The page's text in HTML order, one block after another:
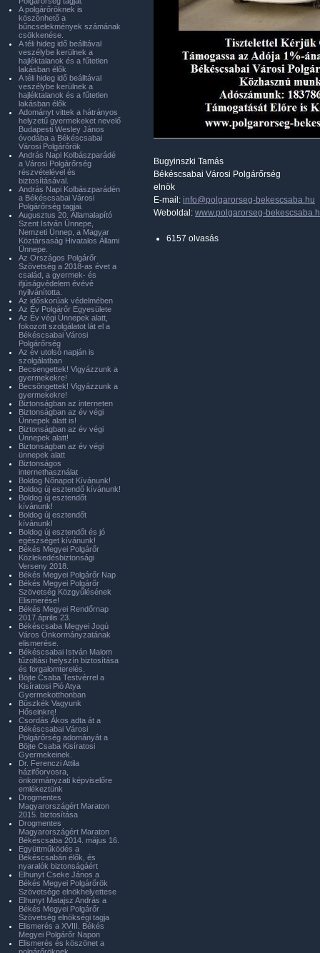
Bugyinszki Tamás
Békéscsabai Városi Polgárőrség
elnök
E-mail: info@polgarorseg-bekescsaba.hu
Weboldal: www.polgarorseg-
6157 olvasás
A polgárőröknek is
köszönhető a
bűncselekmények számának
csökkenése.
A téli hideg idő beálltával
veszélybe kerülnek a
hajléktalanok és a fűtetlen
lakásban élők
A téli hideg idő beálltával
veszélybe kerülnek a
hajléktalanok és a fűtetlen
lakásban élők
Adományt vittek a hátrányos
helyzetű gyermekeket nevelő
Budapesti Wesley János
óvodába a Békéscsabai
Városi Polgárőrök
András Napi Kolbászparádé
a Városi Polgárőrség
részvételével és
biztosításával.
András Napi Kolbászparádén
a Békéscsabai Városi
Polgárőrség tagjai.
Augusztus 20. Államalapító
Szent István Ünnepe,
Nemzeti Ünnep, a Magyar
Köztársaság Hivatalos Állami
Ünnepe.
Az Országos Polgárőr
Szövetség a 2018-as évet a
család, a gyermek- és
ifjúságvédelem évévé
nyilvánította.
Az időskorúak védelmében
Az Év Polgárőr Egyesülete
Az Év végi Ünnepek alatt,
fokozott szolgálatot lát el a
Békéscsabai Városi
Polgárőrség
Az év utolsó napján is
szolgálatban
Becsengettek! Vigyázzunk a
gyermekekre!
Becsöngettek! Vigyázzunk a
gyermekekre!
Biztonságban az interneten
Biztonságban az év végi
Ünnepek alatt is!
Biztonságban az év végi
Ünnepek alatt!
Biztonságban az év végi
ünnepek alatt
Biztonságos
internethasználat
Boldog Nőnapot Kívánunk!
Boldog új esztendő kívánunk!
Boldog új esztendőt
kívánunk!
Boldog új esztendőt
kívánunk!
Boldog új esztendőt és jó
egészséget kívánunk!
Békés Megyei Polgárőr
Közlekedésbiztonsági
Verseny 2018.
Békés Megyei Polgárőr Nap
Békés Megyei Polgárőr
Szövetség Közgyűlésének
Elismerése!
Békés Megyei Rendőrnap
2017.április 23.
Békéscsaba Megyei Jogú
Város Önkormányzatának
elismerése.
Békéscsabai István Malom
tűzoltási helyszín biztosítása
és forgalomterelés.
Böjte Csaba Testvérrel a
Kisíratosi Pió Atya
Gyermekotthonban
Büszkék Vagyunk
Hőseinkre!
Csordás Ákos adta át a
Békéscsabai Városi
Polgárőrség adományát a
Böjte Csaba Kisíratosi
Gyermekeinek.
Dr. Ferenczi Attila
házifőorvosra,
önkormányzati képviselőre
emlékeztünk
Drogmentes
Magyarországért Maraton
2015. biztosítása
Drogmentes
Magyarországért Maraton
Békéscsaba 2014. május 16.
Együttműködés a
Békéscsabán élők, és
nyaralók biztonságáért
Elhunyt Cseke János a
Békés Megyei Polgárőrök
Szövetsége elnökhelyettese
Elhunyt Matajsz András a
Békés Megyei Polgárőr
Szövetség elnökségi tagja
Elismerés a XVIII. Békés
Megyei Polgárőr Napon
Elismerés és köszönet a